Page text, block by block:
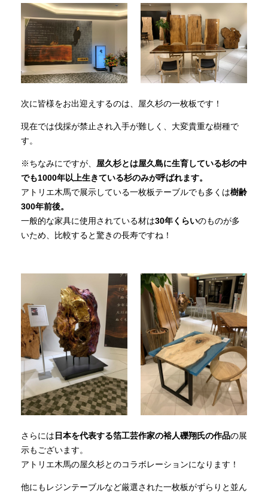
次に皆様をお出迎えするのは、屋久杉の一枚板です！
現在では伐採が禁止され入手が難しく、大変貴重な樹種で
す。
※ちなみにですが、 屋久杉とは屋久島に生育している杉の中
でも1000年以上生きている杉のみが呼ばれます。
アトリエ木馬で展示している一枚板テーブルでも多くは樹齢
300年前後。
一般的な家具に使用されている材は30年くらいのものが多
いため、比較すると驚きの長寿ですね！
さらには 日本を代表する箔工芸作家の裕人礫翔氏の作品の展
示もございます。
アトリエ木馬の屋久杉とのコラボレーションになります！
他にもレジンテーブルなど厳選された一枚板がずらりと並ん